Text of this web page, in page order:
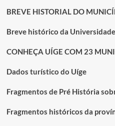
BREVE HISTORIAL DO
Breve histórico da
CONHEÇA UÍGE COM 23
Dados turístico do Uíge
Fragmentos de Pré História
Fragmentos históricos da